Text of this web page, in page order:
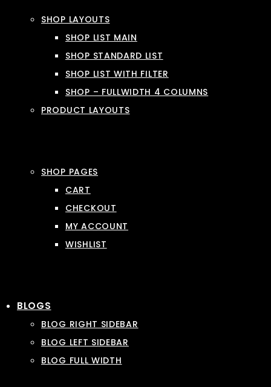
SHOP LAYOUTS
SHOP LIST MAIN
SHOP STANDARD LIST
SHOP LIST WITH FILTER
SHOP – FULLWIDTH 4 COLUMNS
PRODUCT LAYOUTS
SHOP PAGES
CART
CHECKOUT
MY ACCOUNT
WISHLIST
BLOGS
BLOG RIGHT SIDEBAR
BLOG LEFT SIDEBAR
BLOG FULL WIDTH